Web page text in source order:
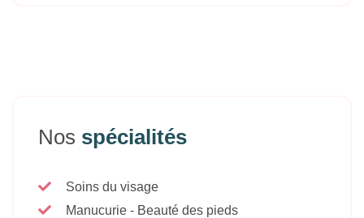
Nos spécialités
Soins du visage
Manucurie - Beauté des pieds